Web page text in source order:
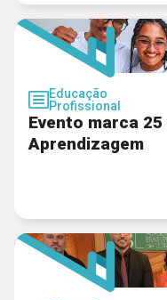
Educação
Profissional
Evento marca
Aprendizagem